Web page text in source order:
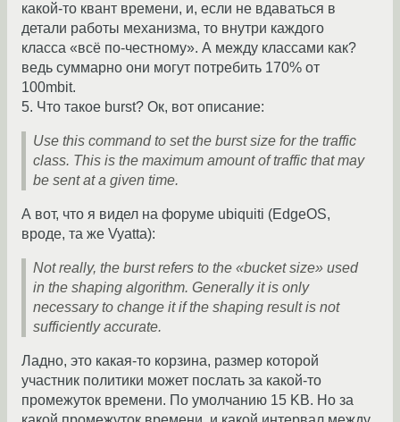
какой-то квант времени, и, если не вдаваться в
детали работы механизма, то внутри каждого
класса «всё по-честному». А между классами как?
ведь суммарно они могут потребить 170% от
100mbit.
5. Что такое burst? Ок, вот описание:
Use this command to set the burst size for the traffic
class. This is the maximum amount of traffic that may
be sent at a given time.
А вот, что я видел на форуме ubiquiti (EdgeOS,
вроде, та же Vyatta):
Not really, the burst refers to the «bucket size» used
in the shaping algorithm. Generally it is only
necessary to change it if the shaping result is not
sufficiently accurate.
Ладно, это какая-то корзина, размер которой
участник политики может послать за какой-то
промежуток времени. По умолчанию 15 KB. Но за